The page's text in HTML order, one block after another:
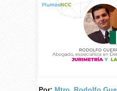
Por: Mtro. Rodolfo